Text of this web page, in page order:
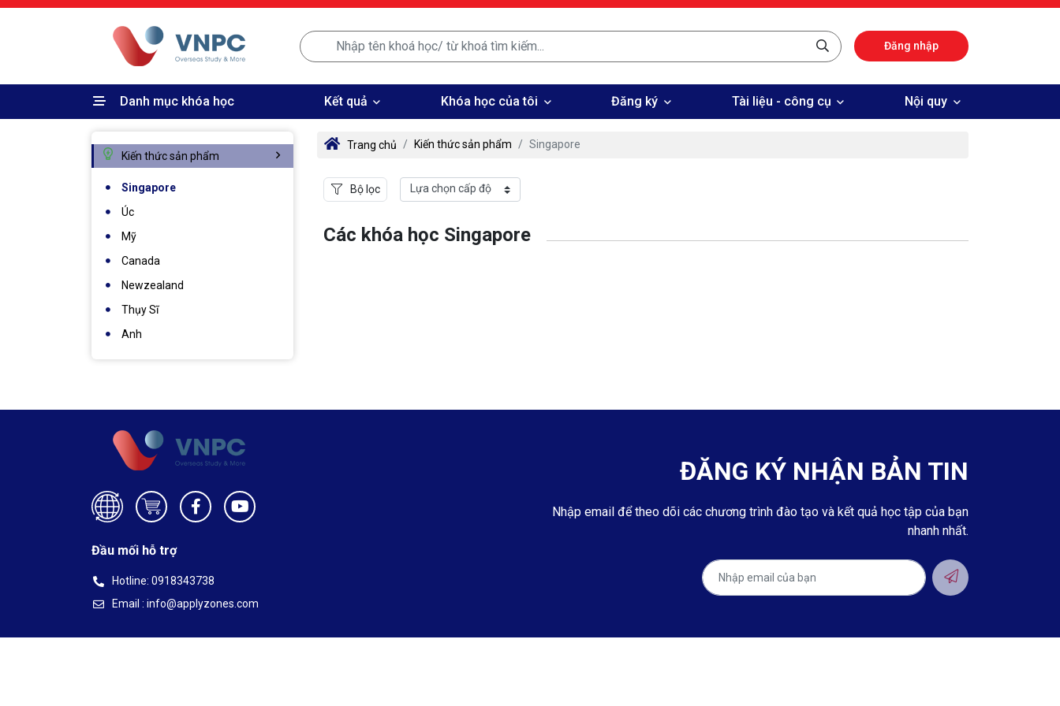
Đăng nhập
Danh mục khóa học Kết quả Khóa học của tôi Đăng ký Tài liệu - công cụ Nội quy
Kiến thức sản phẩm
Singapore
Úc
Mỹ
Canada
Newzealand
Thụy Sĩ
Anh
Trang chủ Kiến thức sản phẩm Singapore
Bộ lọc
Các khóa học Singapore
Đầu mối hỗ trợ
Hotline: 0918343738
Email : info@applyzones.com
ĐĂNG KÝ NHẬN BẢN TIN
Nhập email để theo dõi các chương trình đào tạo và kết quả học tập của bạn
nhanh nhất.